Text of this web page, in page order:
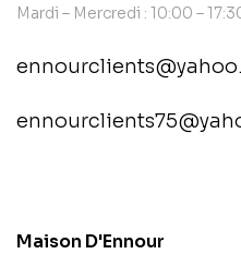
Mardi – Mercredi : 10:00 –
Maison D'Ennour